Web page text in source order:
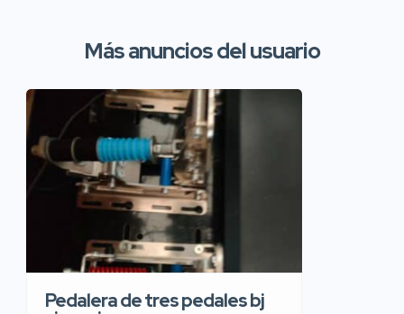
Más anuncios del usuario
Pedalera de tres pedales bj